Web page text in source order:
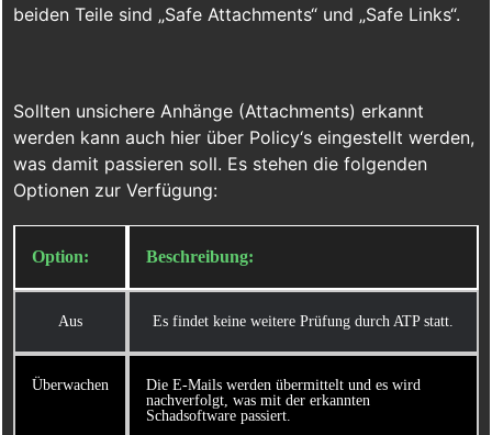
beiden Teile sind „Safe Attachments“ und „Safe Links“.
Sollten unsichere Anhänge (Attachments) erkannt
werden kann auch hier über Policy‘s eingestellt werden,
was damit passieren soll. Es stehen die folgenden
Optionen zur Verfügung:
Option: Beschreibung:
Aus Es findet keine weitere Prüfung durch ATP statt.
Überwachen
Die E-Mails werden übermittelt und es wird
nachverfolgt, was mit der erkannten
Schadsoftware passiert.